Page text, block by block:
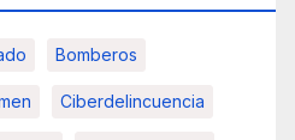
Bomberos
Ciberdelincuencia